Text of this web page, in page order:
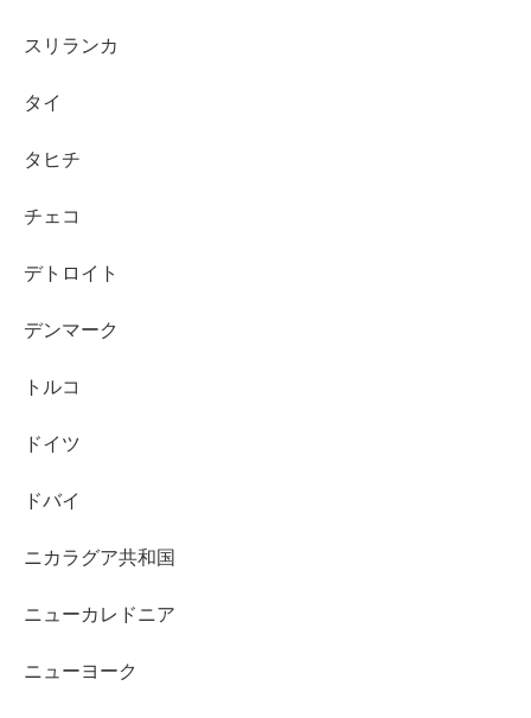
スリランカ
タイ
タヒチ
チェコ
デトロイト
デンマーク
トルコ
ドイツ
ドバイ
ニカラグア共和国
ニューカレドニア
ニューヨーク